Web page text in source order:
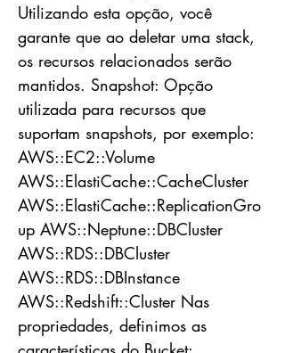
Utilizando esta opção, você
garante que ao deletar uma stack,
os recursos relacionados serão
mantidos. Snapshot: Opção
utilizada para recursos que
suportam snapshots, por exemplo:
AWS::EC2::Volume
AWS::ElastiCache::CacheCluster
AWS::ElastiCache::ReplicationGro
up AWS::Neptune::DBCluster
AWS::RDS::DBCluster
AWS::RDS::DBInstance
AWS::Redshift::Cluster Nas
propriedades, definimos as